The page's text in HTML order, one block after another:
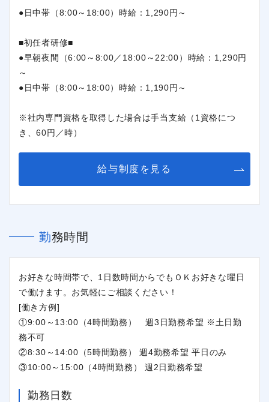
●日中帯（8:00～18:00）時給：1,290円～
■初任者研修■
●早朝夜間（6:00～8:00／18:00～22:00）時給：1,290円
～
●日中帯（8:00～18:00）時給：1,190円～
※社内専門資格を取得した場合は手当支給（1資格につ
き、60円／時）
給与制度を見る
勤務時間
お好きな時間帯で、1日数時間からでもＯＫお好きな曜日
で働けます。お気軽にご相談ください！
[働き方例]
①9:00～13:00（4時間勤務） 週3日勤務希望 ※土日勤
務不可
②8:30～14:00（5時間勤務） 週4勤務希望 平日のみ
③10:00～15:00（4時間勤務） 週2日勤務希望
勤務日数